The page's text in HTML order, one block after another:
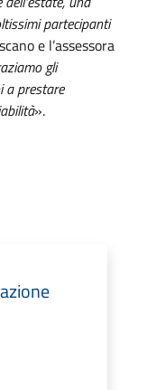
partecipanti
e l’assessora
gli
a prestare
».